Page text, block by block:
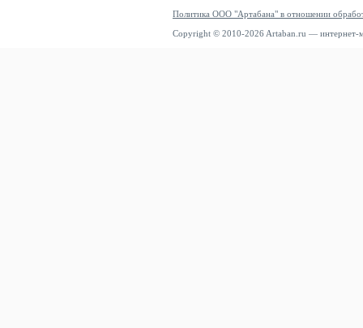
Политика ООО "Артабана" в отношении
Copyright © 2010-2026 Artaban.ru — интернет-